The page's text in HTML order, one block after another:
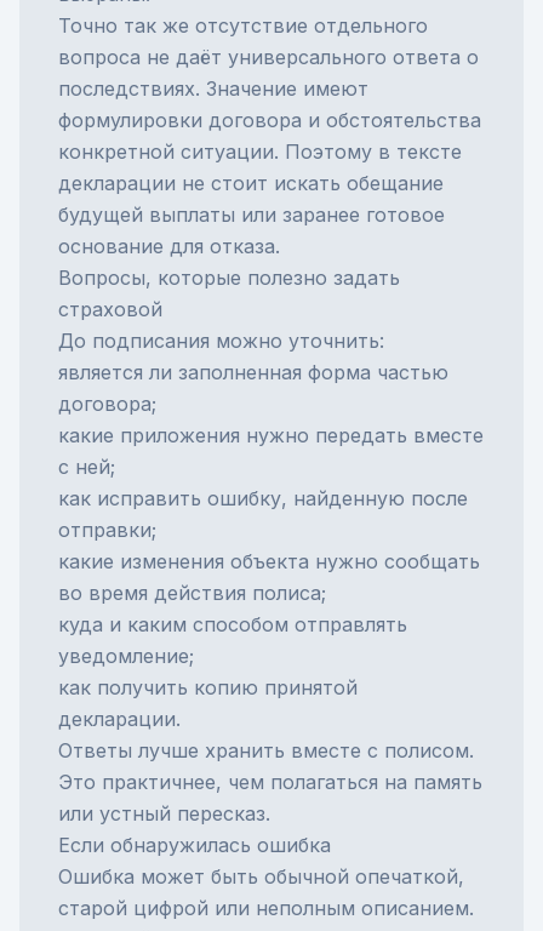
Точно так же отсутствие отдельного
вопроса не даёт универсального ответа о
последствиях. Значение имеют
формулировки договора и обстоятельства
конкретной ситуации. Поэтому в тексте
декларации не стоит искать обещание
будущей выплаты или заранее готовое
основание для отказа.
Вопросы, которые полезно задать
страховой
До подписания можно уточнить:
является ли заполненная форма частью
договора;
какие приложения нужно передать вместе
с ней;
как исправить ошибку, найденную после
отправки;
какие изменения объекта нужно сообщать
во время действия полиса;
куда и каким способом отправлять
уведомление;
как получить копию принятой
декларации.
Ответы лучше хранить вместе с полисом.
Это практичнее, чем полагаться на память
или устный пересказ.
Если обнаружилась ошибка
Ошибка может быть обычной опечаткой,
старой цифрой или неполным описанием.